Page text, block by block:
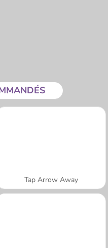
Tap Arrow Away